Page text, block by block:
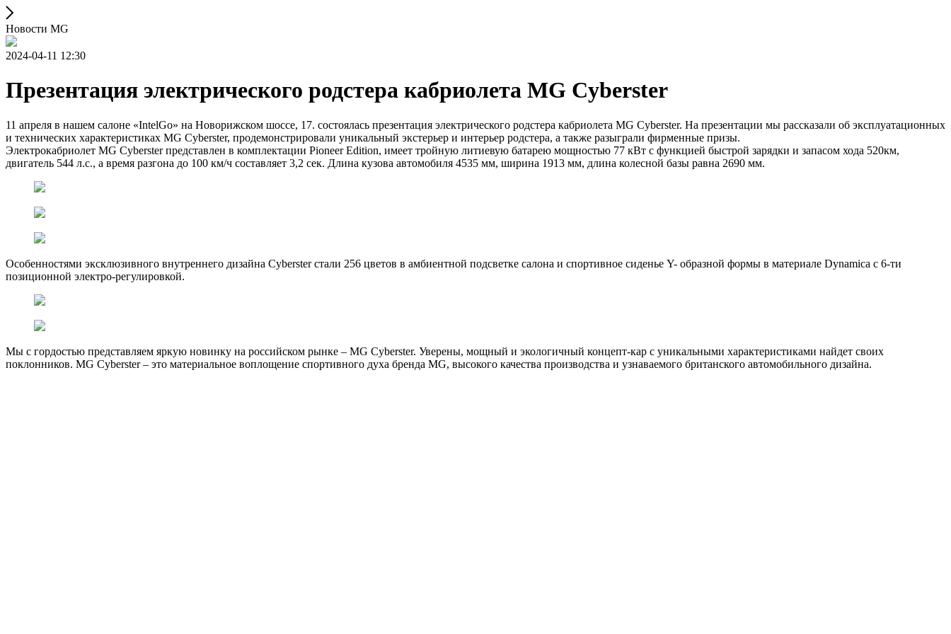
Новости MG
2024-04-11 12:30
Презентация электрического родстера кабриолета MG Cyberster
11 апреля в нашем салоне «IntelGo» на Новорижском шоссе, 17. состоялась презентация электрического родстера кабриолета MG Cyberster. На презентации мы рассказали об эксплуатационных
и технических характеристиках MG Cyberster, продемонстрировали уникальный экстерьер и интерьер родстера, а также разыграли фирменные призы.
Электрокабриолет MG Cyberster представлен в комплектации Pioneer Edition, имеет тройную литиевую батарею мощностью 77 кВт с функцией быстрой зарядки и запасом хода 520км,
двигатель 544 л.с., а время разгона до 100 км/ч составляет 3,2 сек. Длина кузова автомобиля 4535 мм, ширина 1913 мм, длина колесной базы равна 2690 мм.
Особенностями эксклюзивного внутреннего дизайна Cyberster стали 256 цветов в амбиентной подсветке салона и спортивное сиденье Y- образной формы в материале Dynamica c 6-ти
позиционной электро-регулировкой.
Мы с гордостью представляем яркую новинку на российском рынке – MG Cyberster. Уверены, мощный и экологичный концепт-кар с уникальными характеристиками найдет своих
поклонников. MG Cyberster – это материальное воплощение спортивного духа бренда MG, высокого качества производства и узнаваемого британского автомобильного дизайна.